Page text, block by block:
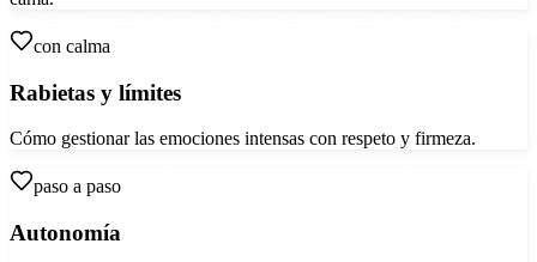
con calma
Rabietas y límites
Cómo gestionar las emociones intensas con respeto y firmeza.
paso a paso
Autonomía